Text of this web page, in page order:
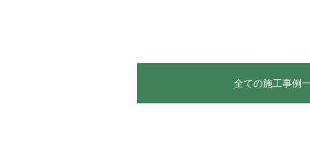
全ての施工事例